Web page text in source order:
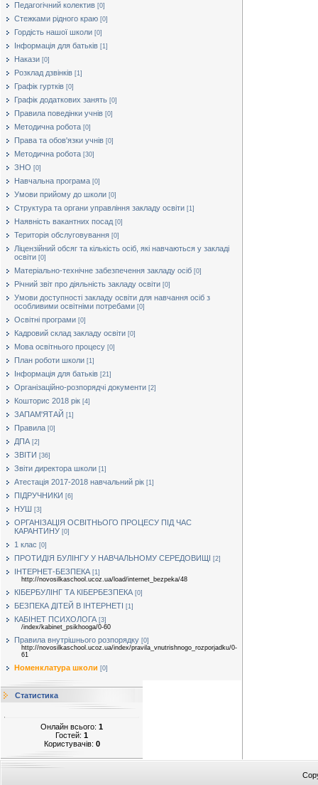
Педагогічний колектив [0]
Стежками рідного краю [0]
Гордість нашої школи [0]
Інформація для батьків [1]
Накази [0]
Розклад дзвінків [1]
Графік гуртків [0]
Графік додаткових занять [0]
Правила поведінки учнів [0]
Методична робота [0]
Права та обов'язки учнів [0]
Методична робота [30]
ЗНО [0]
Навчальна програма [0]
Умови прийому до школи [0]
Структура та органи управління закладу освіти [1]
Наявність вакантних посад [0]
Територія обслуговування [0]
Ліцензійний обсяг та кількість осіб, які навчаються у закладі
освіти [0]
Матеріально-технічне забезпечення закладу осіб [0]
Річний звіт про діяльність закладу освіти [0]
Умови доступності закладу освіти для навчання осіб з
особливими освітніми потребами [0]
Освітні програми [0]
Кадровий склад закладу освіти [0]
Мова освітнього процесу [0]
План роботи школи [1]
Інформація для батьків [21]
Організаційно-розпорядчі документи [2]
Кошторис 2018 рік [4]
ЗАПАМ'ЯТАЙ [1]
Правила [0]
ДПА [2]
ЗВІТИ [36]
Звіти директора школи [1]
Атестація 2017-2018 навчальний рік [1]
ПІДРУЧНИКИ [6]
НУШ [3]
ОРГАНІЗАЦІЯ ОСВІТНЬОГО ПРОЦЕСУ ПІД ЧАС
КАРАНТИНУ [0]
1 клас [0]
ПРОТИДІЯ БУЛІНГУ У НАВЧАЛЬНОМУ СЕРЕДОВИЩІ [2]
ІНТЕРНЕТ-БЕЗПЕКА [1]
http://novosilkaschool.ucoz.ua/load/internet_bezpeka/48
КІБЕРБУЛІНГ ТА КІБЕРБЕЗПЕКА [0]
БЕЗПЕКА ДІТЕЙ В ІНТЕРНЕТІ [1]
КАБІНЕТ ПСИХОЛОГА [3]
/index/kabinet_psikhooga/0-60
Правила внутрішнього розпорядку [0]
http://novosilkaschool.ucoz.ua/index/pravila_vnutrishnogo_rozporjadku/0-
61
Номенклатура школи [0]
Статистика
Онлайн всього: 1
Гостей: 1
Користувачів: 0